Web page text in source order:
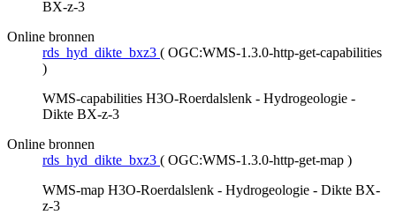
BX-z-3
Online bronnen
rds_hyd_dikte_bxz3 ( OGC:WMS-1.3.0-http-get-capabilities
)
WMS-capabilities H3O-Roerdalslenk - Hydrogeologie -
Dikte BX-z-3
Online bronnen
rds_hyd_dikte_bxz3 ( OGC:WMS-1.3.0-http-get-map )
WMS-map H3O-Roerdalslenk - Hydrogeologie - Dikte BX-
z-3